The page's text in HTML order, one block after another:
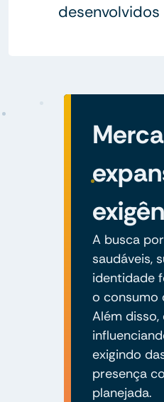
A busca
saudáveis,
identidade
o consumo
Além
exigindo
presença
planejada.